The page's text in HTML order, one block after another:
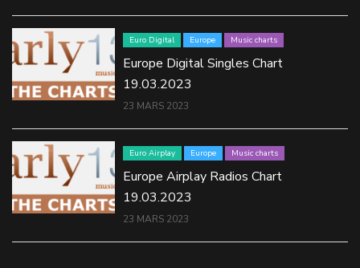
Euro Digital Europe Music charts
Europe Digital Singles Chart
19.03.2023
23 MARS 2023
Euro Airplay Europe Music charts
Europe Airplay Radios Chart
19.03.2023
23 MARS 2023